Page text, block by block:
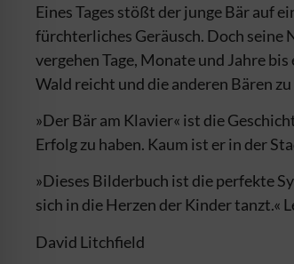
Eines Tages stößt der junge Bär auf
fürchterliches Geräusch. Doch seine
vergehen Tage, Monate und Jahre
Wald reicht und die anderen Bären
»Der Bär am Klavier« ist die
Erfolg zu haben. Kaum ist er in der
»Dieses Bilderbuch ist die perfekte
sich in die Herzen der Kinder tanzt.«
David Litchfield